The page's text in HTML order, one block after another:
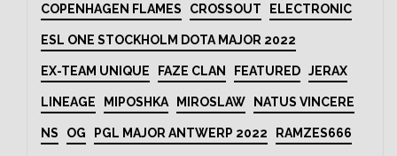
COPENHAGEN FLAMES CROSSOUT ELECTRONIC
ESL ONE STOCKHOLM DOTA MAJOR 2022
EX-TEAM UNIQUE FAZE CLAN FEATURED JERAX
LINEAGE MIPOSHKA MIROSLAW NATUS VINCERE
NS OG PGL MAJOR ANTWERP 2022 RAMZES666